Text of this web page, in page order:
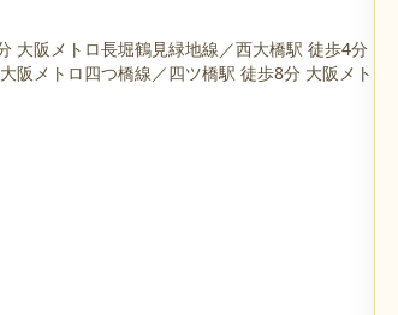
大阪メトロ長堀鶴見緑地線／西大橋駅 徒歩4分
阪メトロ四つ橋線／四ツ橋駅 徒歩8分 大阪メト